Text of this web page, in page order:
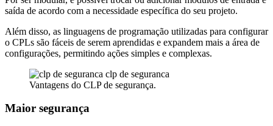
saída de acordo com a necessidade específica do seu projeto.
Além disso, as linguagens de programação utilizadas para configurar
o CPLs são fáceis de serem aprendidas e expandem mais a área de
configurações, permitindo ações simples e complexas.
Vantagens do CLP de segurança.
Maior segurança